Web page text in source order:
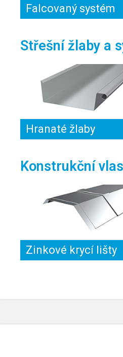
Falcovaný systém
Střešní žlaby a
Hranaté žlaby
Konstrukční
Zinkové krycí lišty